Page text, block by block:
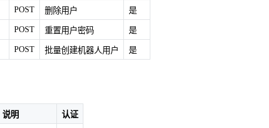
POST 删除用户 是
POST 重置用户密码 是
POST 批量创建机器人用户 是
说明 认证